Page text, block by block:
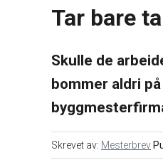
Tar bare
Skulle de
bommer aldri
Skrevet av: Mesterbrev